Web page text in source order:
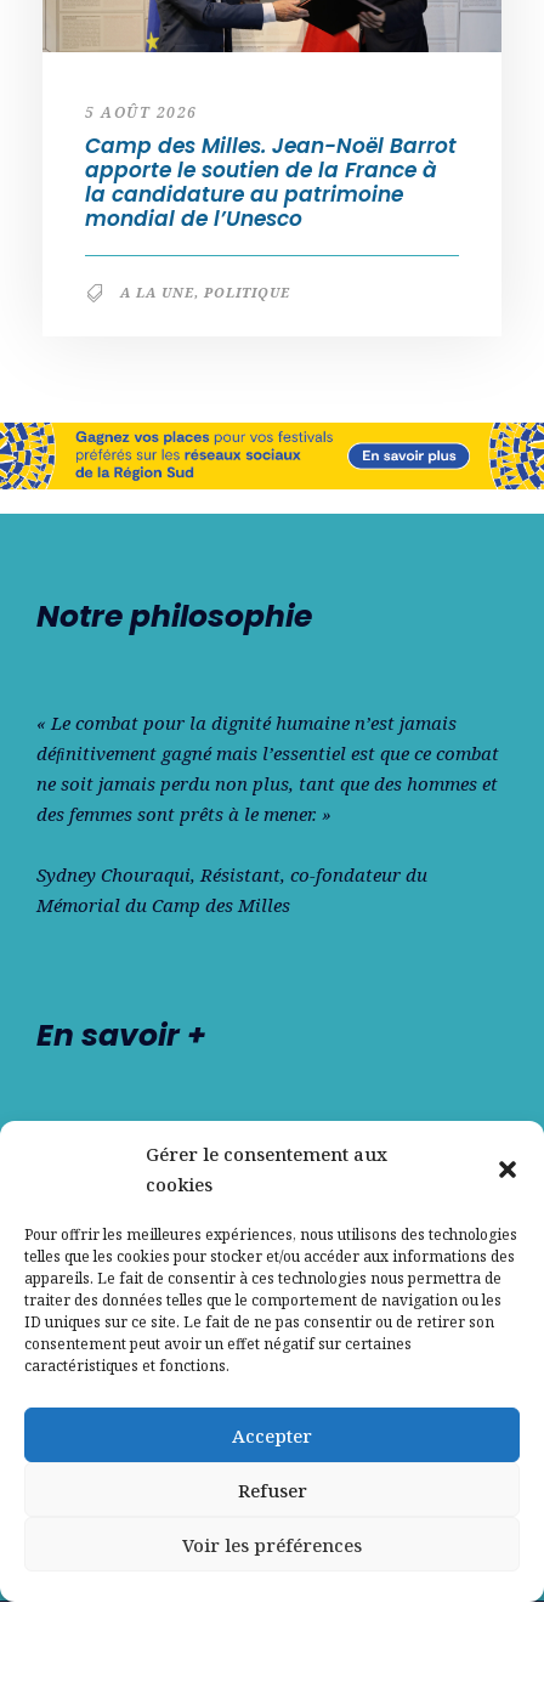
Gérer le consentement aux
cookies
Pour offrir les meilleures expériences, nous utilisons des technologies
telles que les cookies pour stocker et/ou accéder aux informations des
appareils. Le fait de consentir à ces technologies nous permettra de
traiter des données telles que le comportement de navigation ou les
ID uniques sur ce site. Le fait de ne pas consentir ou de retirer son
consentement peut avoir un effet négatif sur certaines
caractéristiques et fonctions.
Accepter
Refuser
Voir les préférences
5 AOÛT 2026
Camp des Milles. Jean-Noël Barrot
apporte le soutien de la France à
la candidature au patrimoine
mondial de l’Unesco
A LA UNE, POLITIQUE
Notre philosophie
« Le combat pour la dignité humaine n’est jamais
déﬁnitivement gagné mais l’essentiel est que ce combat
ne soit jamais perdu non plus, tant que des hommes et
des femmes sont prêts à le mener. »
Sydney Chouraqui, Résistant, co-fondateur du
Mémorial du Camp des Milles
En savoir +
Contactez-nous
Mentions légales